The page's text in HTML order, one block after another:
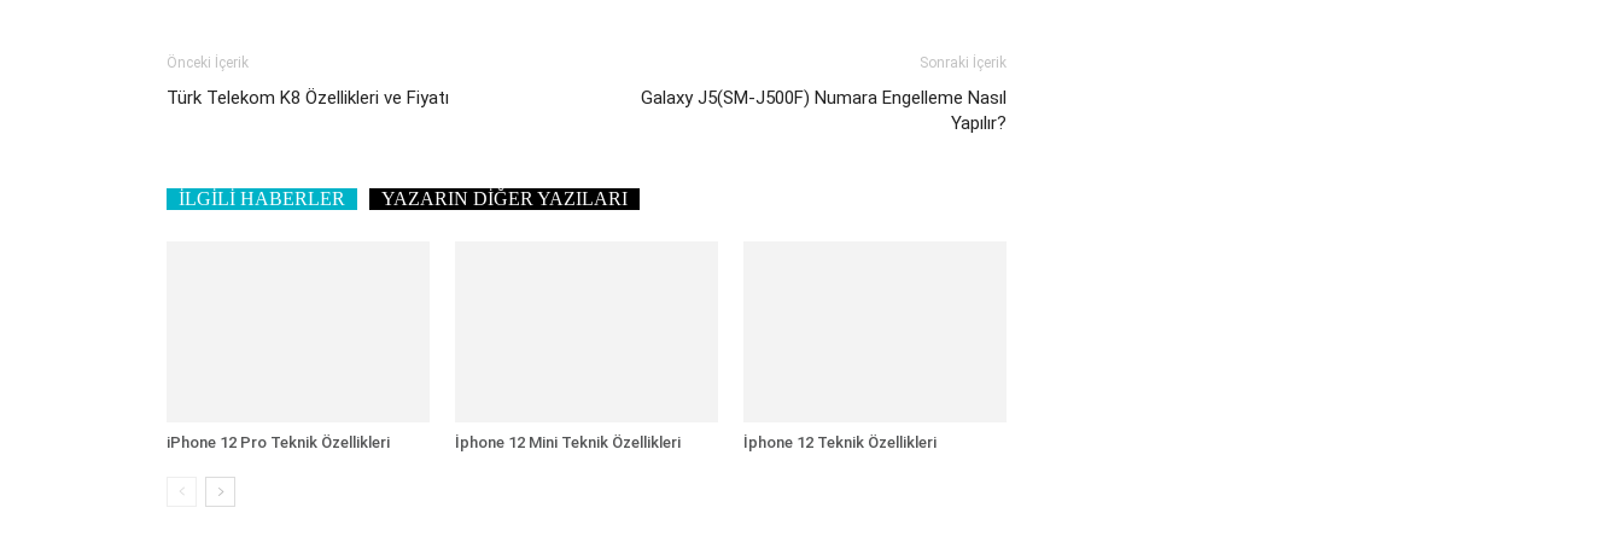
Önceki İçerik
Türk Telekom K8 Özellikleri ve Fiyatı
Sonraki İçerik
Galaxy J5(SM-J500F) Numara Engelleme Nasıl
Yapılır?
İLGİLİ HABERLER YAZARIN DİĞER YAZILARI
iPhone 12 Pro Teknik Özellikleri İphone 12 Mini Teknik Özellikleri İphone 12 Teknik Özellikleri